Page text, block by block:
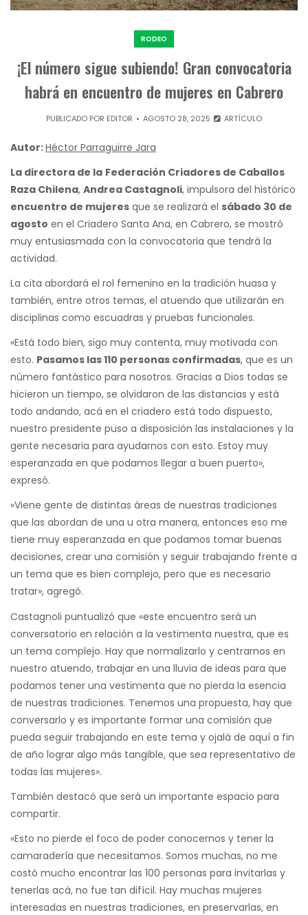
RODEO
¡El número sigue subiendo! Gran convocatoria
habrá en encuentro de mujeres en Cabrero
PUBLICADO POR EDITOR AGOSTO 28, 2025 ARTÍCULO
Autor:Héctor Parraguirre Jara
La directora de la Federación Criadores de Caballos
Raza Chilena, Andrea Castagnoli, impulsora del histórico
encuentro de mujeres que se realizará el sábado 30 de
agosto en el Criadero Santa Ana, en Cabrero, se mostró
muy entusiasmada con la convocatoria que tendrá la
actividad.
La cita abordará el rol femenino en la tradición huasa y
también, entre otros temas, el atuendo que utilizarán en
disciplinas como escuadras y pruebas funcionales.
«Está todo bien, sigo muy contenta, muy motivada con
esto. Pasamos las 110 personas confirmadas, que es un
número fantástico para nosotros. Gracias a Dios todas se
hicieron un tiempo, se olvidaron de las distancias y está
todo andando, acá en el criadero está todo dispuesto,
nuestro presidente puso a disposición las instalaciones y la
gente necesaria para ayudarnos con esto. Estoy muy
esperanzada en que podamos llegar a buen puerto»,
expresó.
«Viene gente de distintas áreas de nuestras tradiciones
que las abordan de una u otra manera, entonces eso me
tiene muy esperanzada en que podamos tomar buenas
decisiones, crear una comisión y seguir trabajando frente a
un tema que es bien complejo, pero que es necesario
tratar», agregó.
Castagnoli puntualizó que «este encuentro será un
conversatorio en relación a la vestimenta nuestra, que es
un tema complejo. Hay que normalizarlo y centrarnos en
nuestro atuendo, trabajar en una lluvia de ideas para que
podamos tener una vestimenta que no pierda la esencia
de nuestras tradiciones. Tenemos una propuesta, hay que
conversarlo y es importante formar una comisión que
pueda seguir trabajando en este tema y ojalá de aquí a fin
de año lograr algo más tangible, que sea representativo de
todas las mujeres».
También destacó que será un importante espacio para
compartir.
«Esto no pierde el foco de poder conocernos y tener la
camaradería que necesitamos. Somos muchas, no me
costó mucho encontrar las 100 personas para invitarlas y
tenerlas acá, no fue tan difícil. Hay muchas mujeres
interesadas en nuestras tradiciones, en preservarlas, en